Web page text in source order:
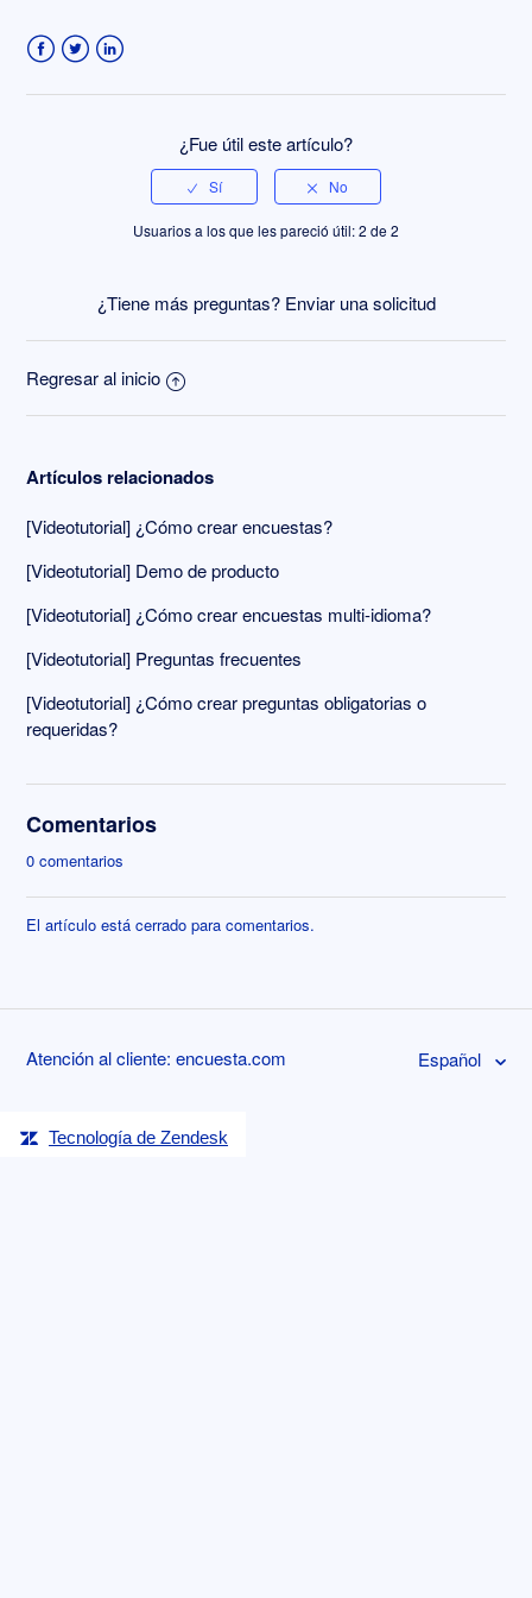
Más información
¿Fue útil este artículo?
Usuarios a los que les pareció útil: 2 de 2
¿Tiene más preguntas? Enviar una solicitud
Regresar al inicio
Artículos relacionados
[Videotutorial] ¿Cómo crear encuestas?
[Videotutorial] Demo de producto
[Videotutorial] ¿Cómo crear encuestas multi-idioma?
[Videotutorial] Preguntas frecuentes
[Videotutorial] ¿Cómo crear preguntas obligatorias o
requeridas?
Comentarios
0 comentarios
El artículo está cerrado para comentarios.
Atención al cliente: encuesta.com Español
Tecnología de Zendesk